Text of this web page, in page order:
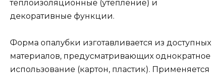
теплоизоляционные (утепление) и
декоративные функции.
Форма опалубки изготавливается из доступных
материалов, предусматривающих однократное
использование (картон, пластик). Применяется